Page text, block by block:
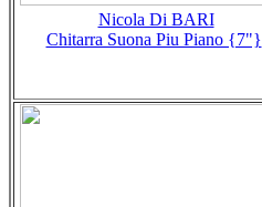
Nicola Di BARI
Chitarra Suona Piu Piano {7"}